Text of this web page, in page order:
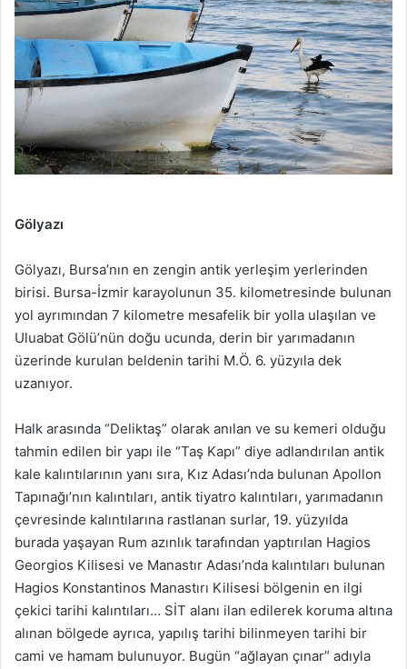
Gölyazı
Gölyazı, Bursa’nın en zengin antik yerleşim yerlerinden
birisi. Bursa-İzmir karayolunun 35. kilometresinde bulunan
yol ayrımından 7 kilometre mesafelik bir yolla ulaşılan ve
Uluabat Gölü’nün doğu ucunda, derin bir yarımadanın
üzerinde kurulan beldenin tarihi M.Ö. 6. yüzyıla dek
uzanıyor.
Halk arasında “Deliktaş” olarak anılan ve su kemeri olduğu
tahmin edilen bir yapı ile “Taş Kapı” diye adlandırılan antik
kale kalıntılarının yanı sıra, Kız Adası’nda bulunan Apollon
Tapınağı’nın kalıntıları, antik tiyatro kalıntıları, yarımadanın
çevresinde kalıntılarına rastlanan surlar, 19. yüzyılda
burada yaşayan Rum azınlık tarafından yaptırılan Hagios
Georgios Kilisesi ve Manastır Adası’nda kalıntıları bulunan
Hagios Konstantinos Manastırı Kilisesi bölgenin en ilgi
çekici tarihi kalıntıları… SİT alanı ilan edilerek koruma altına
alınan bölgede ayrıca, yapılış tarihi bilinmeyen tarihi bir
cami ve hamam bulunuyor. Bugün “ağlayan çınar” adıyla